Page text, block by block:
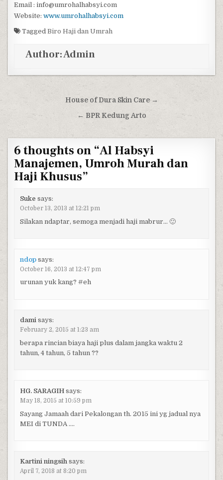
Email : info@umrohalhabsyi.com
Website:www.umrohalhabsyi.com
TaggedBiro Haji dan Umrah
Author:Admin
Post navigationHouse of Dura Skin Care →
← BPR Kedung Arto
6 thoughts on “Al Habsyi
Manajemen, Umroh Murah dan
Haji Khusus”
Suke says:
October 13, 2013 at 12:21 pm
Silakan ndaptar, semoga menjadi haji mabrur… 🙂
ndop says:
October 16, 2013 at 12:47 pm
urunan yuk kang? #eh
dami says:
February 2, 2015 at 1:23 am
berapa rincian biaya haji plus dalam jangka waktu 2
tahun, 4 tahun, 5 tahun ??
HG. SARAGIH says:
May 18, 2015 at 10:59 pm
Sayang Jamaah dari Pekalongan th. 2015 ini yg jadual nya
MEI di TUNDA ….
Kartini ningsih says:
April 7, 2018 at 8:20 pm